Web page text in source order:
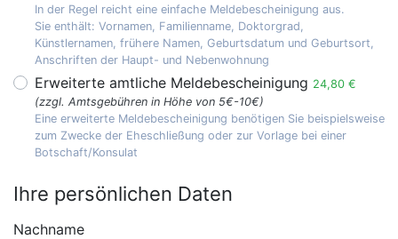
In der Regel reicht eine einfache Meldebescheinigung aus.
Sie enthält: Vornamen, Familienname, Doktorgrad,
Künstlernamen, frühere Namen, Geburtsdatum und Geburtsort,
Anschriften der Haupt- und Nebenwohnung
Erweiterte amtliche Meldebescheinigung 24,80 €
(zzgl. Amtsgebühren in Höhe von 5€-10€)
Eine erweiterte Meldebescheinigung benötigen Sie beispielsweise
zum Zwecke der Eheschließung oder zur Vorlage bei einer
Botschaft/Konsulat
Ihre persönlichen Daten
Nachname